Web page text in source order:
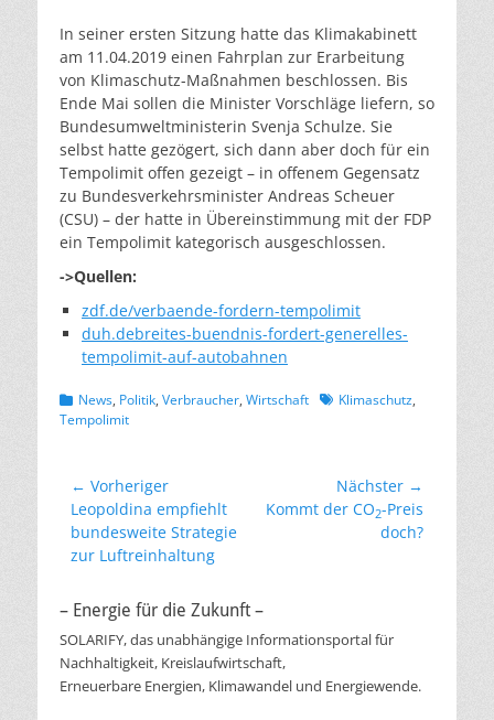
In seiner ersten Sitzung hatte das Klimakabinett
am 11.04.2019 einen Fahrplan zur Erarbeitung
von Klimaschutz-Maßnahmen beschlossen. Bis
Ende Mai sollen die Minister Vorschläge liefern, so
Bundesumweltministerin Svenja Schulze. Sie
selbst hatte gezögert, sich dann aber doch für ein
Tempolimit offen gezeigt – in offenem Gegensatz
zu Bundesverkehrsminister Andreas Scheuer
(CSU) – der hatte in Übereinstimmung mit der FDP
ein Tempolimit kategorisch ausgeschlossen.
->Quellen:
zdf.de/verbaende-fordern-tempolimit
duh.debreites-buendnis-fordert-generelles-
tempolimit-auf-autobahnen
Kategorien
News, Politik, Verbraucher, Wirtschaft Schlagworte
Klimaschutz,
Tempolimit
Beitragsnavigation
← Vorheriger
Vorheriger
Beitrag:
Leopoldina empfiehlt
bundesweite Strategie
zur Luftreinhaltung
Nächster →
Nächster
Kommt der CO2-Preis
doch?
– Energie für die Zukunft –
SOLARIFY, das unabhängige Informationsportal für
Nachhaltigkeit, Kreislaufwirtschaft,
Erneuerbare Energien, Klimawandel und Energiewende.